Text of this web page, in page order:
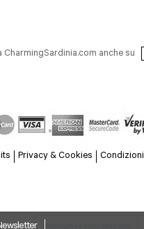
CharmingSardinia.com anche su
Privacy & Cookies Condizioni